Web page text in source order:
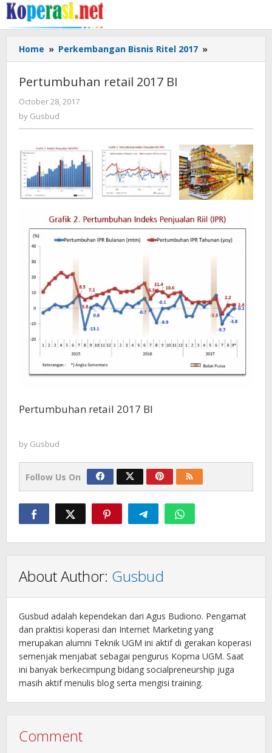
Skip
to
content
Home » Perkembangan Bisnis Ritel 2017 »
retail
Pertumbuhan retail 2017 BI
October 28, 2017
by Gusbud
Pertumbuhan retail 2017 BI
by Gusbud
Follow Us On
About Author: Gusbud
Gusbud adalah kependekan dari Agus Budiono. Pengamat
dan praktisi koperasi dan Internet Marketing yang
merupakan alumni Teknik UGM ini aktif di gerakan koperasi
semenjak menjabat sebagai pengurus Kopma UGM. Saat
ini banyak berkecimpung bidang socialpreneurship juga
masih aktif menulis blog serta mengisi training.
Comment